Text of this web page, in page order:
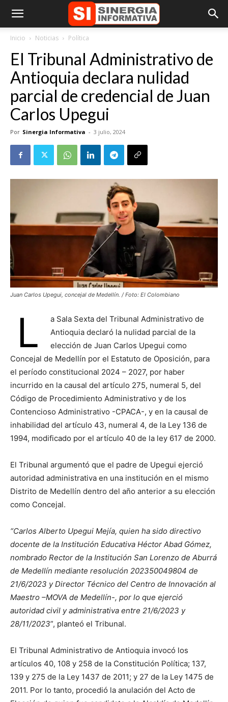
Inicio Noticias Política
El Tribunal Administrativo de
Antioquia declara nulidad
parcial de credencial de Juan
Carlos Upegui
Por Sinergia Informativa - 3 julio, 2024
Juan Carlos Upegui, concejal de Medellín. / Foto: El Colombiano
L
a Sala Sexta del Tribunal Administrativo de
Antioquia declaró la nulidad parcial de la
elección de Juan Carlos Upegui como
Concejal de Medellín por el Estatuto de Oposición, para
el período constitucional 2024 – 2027, por haber
incurrido en la causal del artículo 275, numeral 5, del
Código de Procedimiento Administrativo y de los
Contencioso Administrativo -CPACA-, y en la causal de
inhabilidad del artículo 43, numeral 4, de la Ley 136 de
1994, modificado por el artículo 40 de la ley 617 de 2000.
El Tribunal argumentó que el padre de Upegui ejerció
autoridad administrativa en una institución en el mismo
Distrito de Medellín dentro del año anterior a su elección
como Concejal.
“Carlos Alberto Upegui Mejía, quien ha sido directivo
docente de la Institución Educativa Héctor Abad Gómez,
nombrado Rector de la Institución San Lorenzo de Aburrá
de Medellín mediante resolución 202350049804 de
21/6/2023 y Director Técnico del Centro de Innovación al
Maestro –MOVA de Medellín-, por lo que ejerció
autoridad civil y administrativa entre 21/6/2023 y
28/11/2023”, planteó el Tribunal.
El Tribunal Administrativo de Antioquia invocó los
artículos 40, 108 y 258 de la Constitución Política; 137,
139 y 275 de la Ley 1437 de 2011; y 27 de la Ley 1475 de
2011. Por lo tanto, procedió la anulación del Acto de